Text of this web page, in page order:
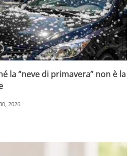
la “neve di primavera” non è la
2026